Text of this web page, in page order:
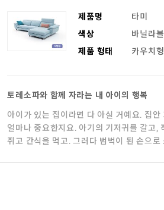
제품명
타미
색상
바닐라
제품 형태
카우치형
토레소파와 함께 자라는 내 아이의 행복
아이가 있는 집이라면 다 아실 거예요. 집안
얼마나 중요한지요. 아기의 기저귀를 갈고,
쥐고 간식을 먹고. 그러다 범벅이 된 손으로